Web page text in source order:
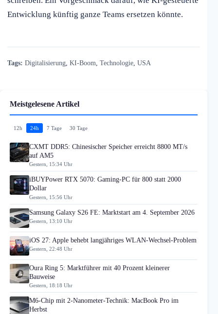
Entwicklung künftig ganze Teams ersetzen könnte.
Tags: Digitalisierung KI-Boom Technologie USA
Meistgelesene Artikel
12h 24h 7 Tage 30 Tage
CXMT DDR5: Chinesischer Speicher erreicht 8800 MT/s
auf AM5
Gestern, 15:34 Uhr
iBUYPower RTX 5070: Gaming-PC für 800 statt 2000
Dollar
Gestern, 15:56 Uhr
Samsung Galaxy S26 FE: Marktstart am 4. September 2026
Gestern, 13:10 Uhr
iOS 27: Apple behebt langjähriges WLAN-Wechsel-Problem
Gestern, 22:48 Uhr
Oura Ring 5: Marktführer mit 40 Prozent kleinerer
Bauweise
Gestern, 18:18 Uhr
M6-Chip mit 2-Nanometer-Technik: MacBook Pro im
Herbst